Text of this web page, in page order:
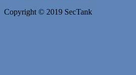
Copyright © 2019 SecTank